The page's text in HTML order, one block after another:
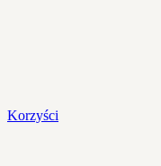
Korzyści